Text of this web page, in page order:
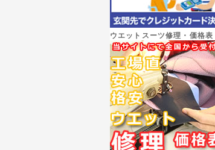
ウエットスーツ修理・価格表